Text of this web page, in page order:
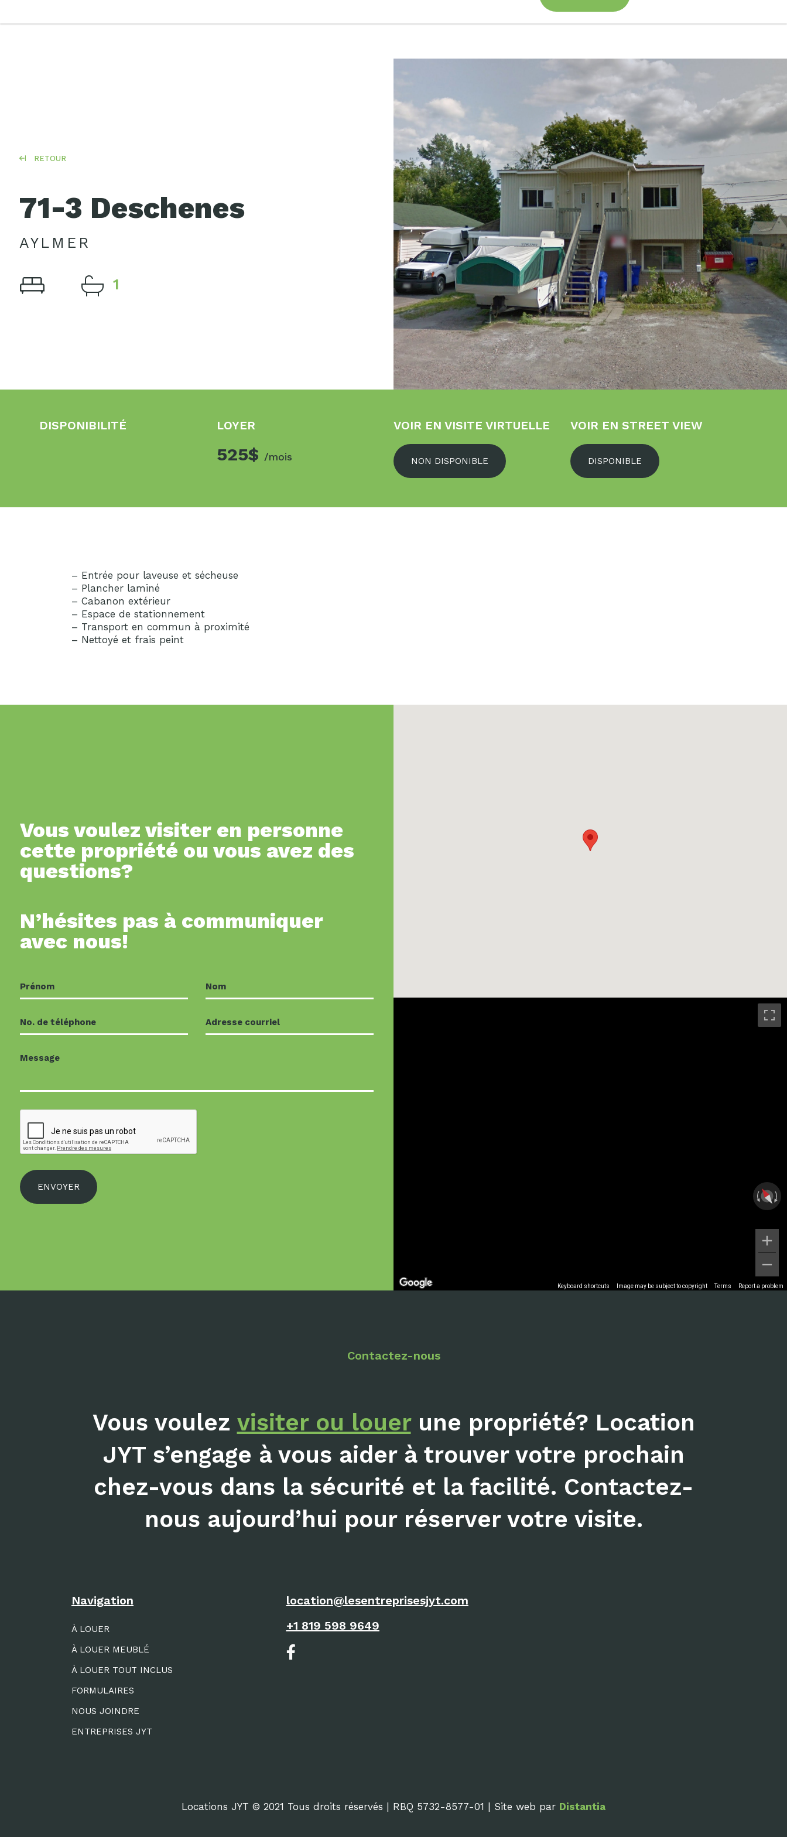
RETOUR
71-3 Deschenes
AYLMER
1
DISPONIBILITÉ LOYER
525$ /mois
VOIR EN VISITE VIRTUELLE
NON DISPONIBLE
VOIR EN STREET VIEW
DISPONIBLE
– Entrée pour laveuse et sécheuse
– Plancher laminé
– Cabanon extérieur
– Espace de stationnement
– Transport en commun à proximité
– Nettoyé et frais peint
Vous voulez visiter en personne
cette propriété ou vous avez des
questions?
N’hésites pas à communiquer
avec nous!
Keyboard shortcuts Image may be subject to copyright Terms Report a problem
Contactez-nous
Vous voulez visiter ou louerune propriété? Location
JYT s’engage à vous aider à trouver votre prochain
chez-vous dans la sécurité et la facilité. Contactez-
nous aujourd’hui pour réserver votre visite.
Navigation
À LOUER
À LOUER MEUBLÉ
À LOUER TOUT INCLUS
FORMULAIRES
NOUS JOINDRE
ENTREPRISES JYT
location@lesentreprisesjyt.com
+1 819 598 9649
Locations JYT © 2021 Tous droits réservés | RBQ 5732-8577-01 | Site web par Distantia